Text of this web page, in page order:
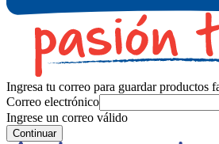
Ingresa tu correo para guardar productos
Correo electrónico
Ingrese un correo válido
Continuar